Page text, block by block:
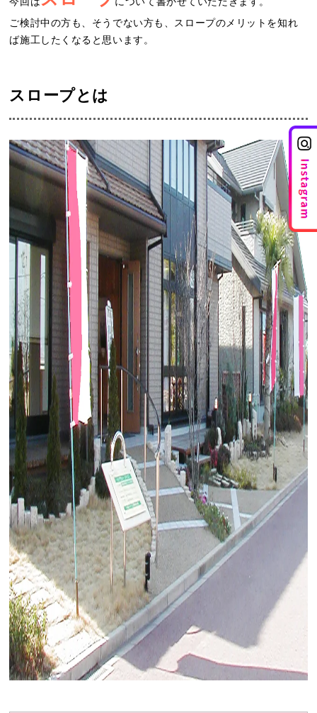
ご検討中の方も、そうでない方も、スロープのメリットを知れ
ば施工したくなると思います。
スロープとは